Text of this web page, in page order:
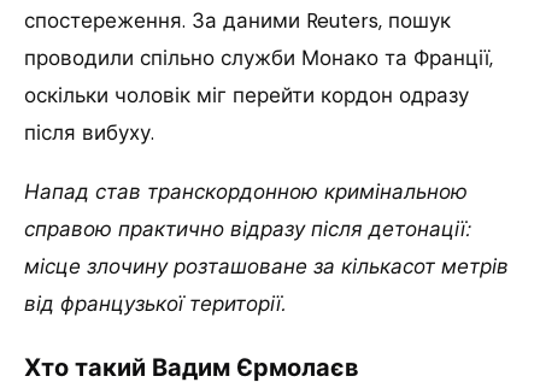
спостереження. За даними Reuters, пошук
проводили спільно служби Монако та Франції,
оскільки чоловік міг перейти кордон одразу
після вибуху.
Напад став транскордонною кримінальною
справою практично відразу після детонації:
місце злочину розташоване за кількасот метрів
від французької території.
Хто такий Вадим Єрмолаєв